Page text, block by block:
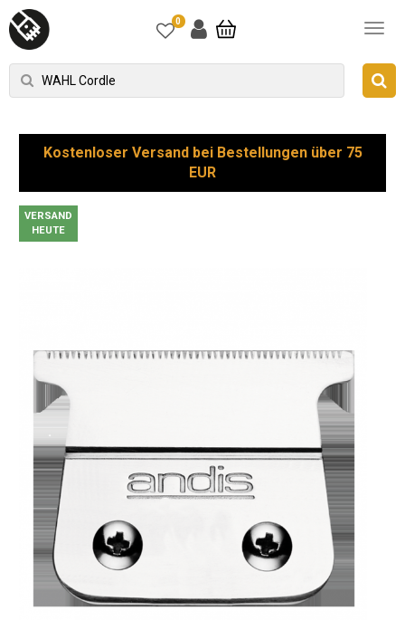
0
Kostenloser Versand bei Bestellungen über 75
EUR
VERSAND
HEUTE